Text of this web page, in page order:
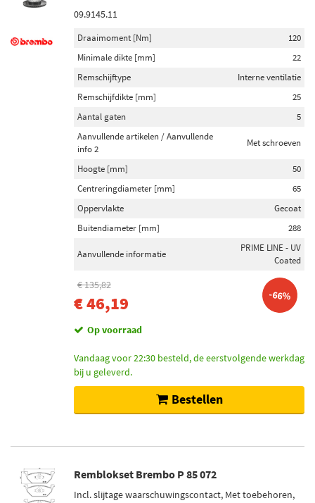
09.9145.11
Draaimoment [Nm]
120
Minimale dikte [mm]
22
Remschijftype
Interne ventilatie
Remschijfdikte [mm]
25
Aantal gaten
5
Aanvullende artikelen / Aanvullende
info 2
Met schroeven
Hoogte [mm]
50
Centreringdiameter [mm]
65
Oppervlakte
Gecoat
Buitendiameter [mm]
288
Aanvullende informatie
PRIME LINE - UV
Coated
€ 135,82
€ 46,19 -66%
Op voorraad
Vandaag voor 22:30 besteld, de eerstvolgende werkdag
bij u geleverd.
Bestellen
Remblokset Brembo P 85 072
Incl. slijtage waarschuwingscontact, Met toebehoren,